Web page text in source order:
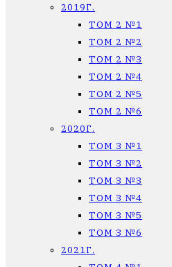
2019Г.
ТОМ 2 №1
ТОМ 2 №2
ТОМ 2 №3
ТОМ 2 №4
ТОМ 2 №5
ТОМ 2 №6
2020Г.
ТОМ 3 №1
ТОМ 3 №2
ТОМ 3 №3
ТОМ 3 №4
ТОМ 3 №5
ТОМ 3 №6
2021Г.